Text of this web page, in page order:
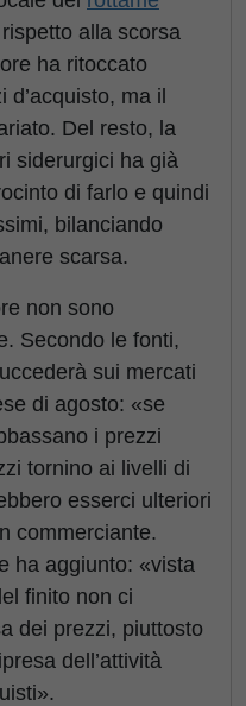
alla scorsa
ha ritoccato
ma il
Del resto, la
siderurgici ha già
di farlo e quindi
bilanciando
scarsa.
non sono
Secondo le fonti,
sui mercati
di agosto: «se
i prezzi
tornino ai livelli di
esserci ulteriori
commerciante.
ha aggiunto: «vista
finito non ci
dei prezzi, piuttosto
dell’attività